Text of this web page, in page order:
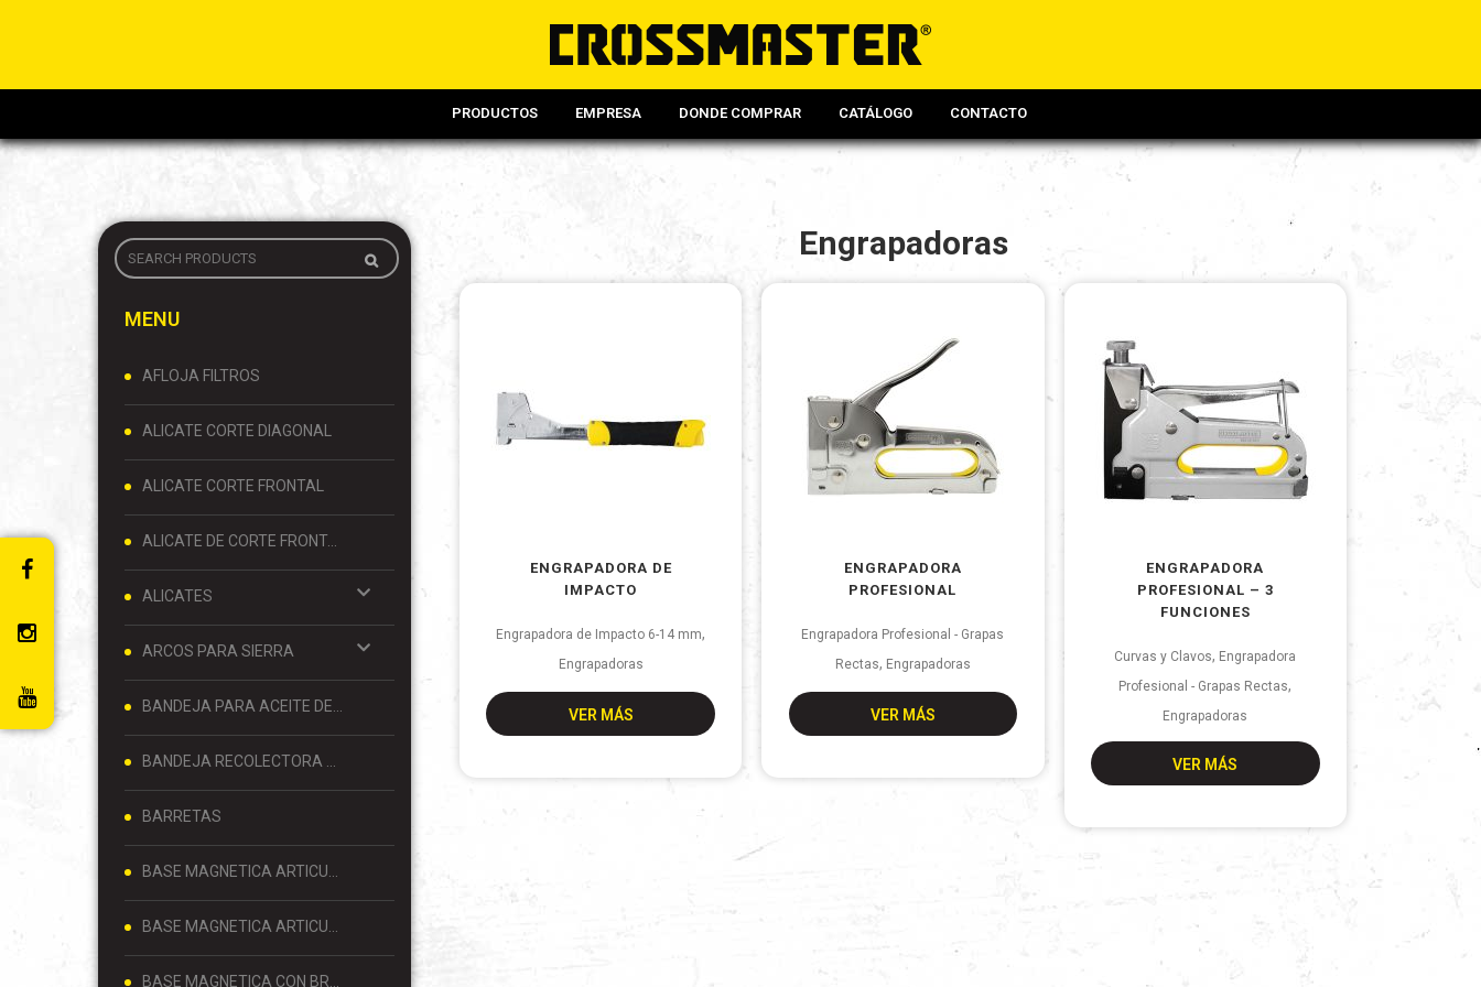
PRODUCTOS EMPRESA DONDE COMPRAR CATÁLOGO CONTACTO
MENU
AFLOJA FILTROS
ALICATE CORTE DIAGONAL
ALICATE CORTE FRONTAL
ALICATE DE CORTE FRONTAL 8 PULGADAS
ALICATES
ARCOS PARA SIERRA
BARRETAS
Engrapadoras
ENGRAPADORA DE
IMPACTO
Engrapadora de Impacto 6-14 mm,
Engrapadoras
VER MÁS
ENGRAPADORA
PROFESIONAL
Engrapadora Profesional - Grapas
Rectas, Engrapadoras
VER MÁS
ENGRAPADORA
PROFESIONAL – 3
FUNCIONES
Curvas y Clavos, Engrapadora
Profesional - Grapas Rectas,
Engrapadoras
VER MÁS